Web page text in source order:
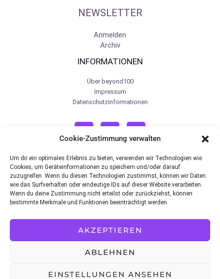
Cookie-Zustimmung verwalten
Um dir ein optimales Erlebnis zu bieten, verwenden wir Technologien wie
Cookies, um Geräteinformationen zu speichern und/oder darauf
zuzugreifen. Wenn du diesen Technologien zustimmst, können wir Daten
wie das Surfverhalten oder eindeutige IDs auf dieser Website verarbeiten.
Wenn du deine Zustimmung nicht erteilst oder zurückziehst, können
bestimmte Merkmale und Funktionen beeinträchtigt werden.
AKZEPTIEREN
ABLEHNEN
EINSTELLUNGEN ANSEHEN
NEWSLETTER
Anmelden
Archiv
INFORMATIONEN
Über beyond100
Impressum
Datenschutzinformationen
Medizinischer & Affiliate Hinweis
Die in diesem Blog geteilten Informationen dienen ausschließlich Bildungszwecken,
Fitnessprogramm beginnen, Nahrungsergänzungsmittel zu Ihrer Ernährung
hinzufügen oder andere Änderungen vornehmen, die sich auf Ihre Medikamente, Ihren
und sein Eigentümer Gregor Karmann haften nicht dafür, wie Sie die hier geteilten
sich aus persönlicher Nutzung und Recherche ergeben. Ich empfehle Produkte,